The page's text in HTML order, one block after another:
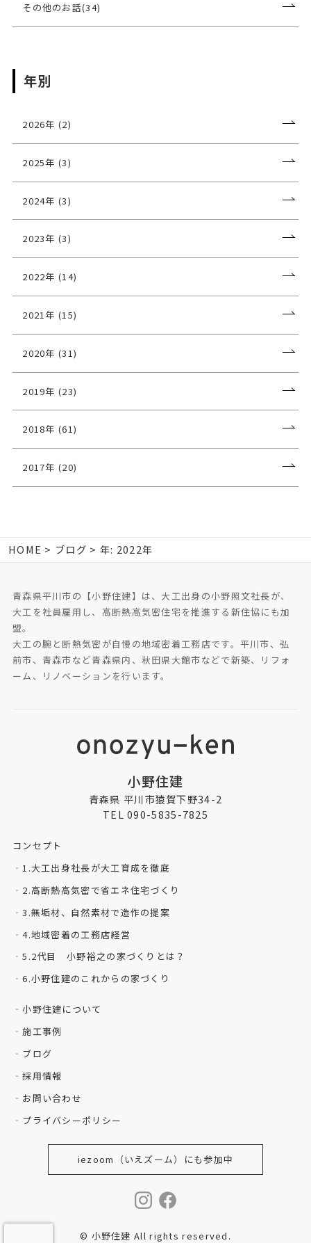
その他のお話(34)
年別
2026年 (2)
2025年 (3)
2024年 (3)
2023年 (3)
2022年 (14)
2021年 (15)
2020年 (31)
2019年 (23)
2018年 (61)
2017年 (20)
HOME ブログ 年: 2022年
青森県平川市の【小野住建】は、大工出身の小野照文社長が、
大工を社員雇用し、高断熱高気密住宅を推進する新住協にも加
盟。
大工の腕と断熱気密が自慢の地域密着工務店です。平川市、弘
前市、青森市など青森県内、秋田県大館市などで新築、リフォ
ーム、リノベーションを行います。
小野住建
青森県 平川市猿賀下野34-2
TEL 090-5835-7825
コンセプト
1.大工出身社長が大工育成を徹底
2.高断熱高気密で省エネ住宅づくり
3.無垢材、自然素材で造作の提案
4.地域密着の工務店経営
5.2代目 小野裕之の家づくりとは？
6.小野住建のこれからの家づくり
小野住建について
施工事例
ブログ
採用情報
お問い合わせ
プライバシーポリシー
iezoom（いえズーム）にも参加中
© 小野住建 All rights reserved.